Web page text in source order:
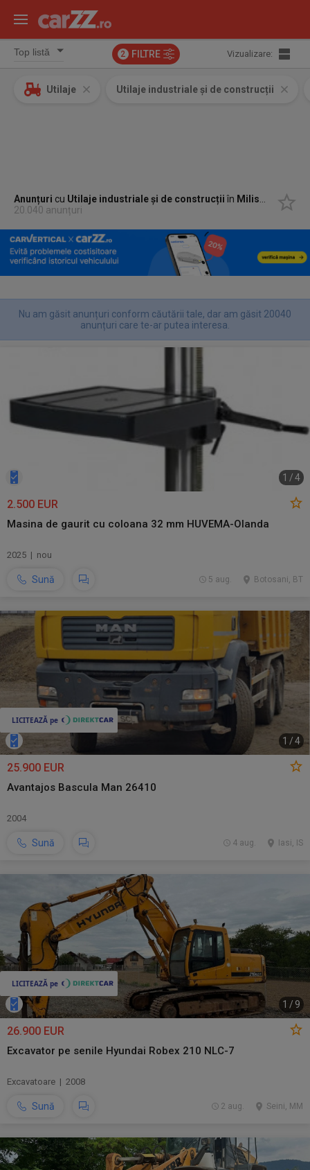
2 FILTRE Vizualizare:
Utilaje Utilaje industriale și de construcții
Anunțuri cu Utilaje industriale și de construcțiiîn Milisauti, Suceava
20.040 anunțuri
Nu am găsit anunțuri conform căutării tale, dar am găsit 20040
anunțuri care te-ar putea interesa.
1 /4
2.500 EUR
Masina de gaurit cu coloana 32 mm HUVEMA-Olanda
2025 | nou
Sună Botosani, BT
5 aug.
1 /4
25.900 EUR
Avantajos Bascula Man 26410
2004
Sună Iasi, IS
4 aug.
1 /9
26.900 EUR
Excavator pe senile Hyundai Robex 210 NLC-7
Excavatoare | 2008
Sună Seini, MM
2 aug.